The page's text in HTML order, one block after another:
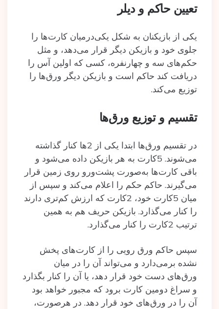
تعیین حاکم و دیلر
یکی از بازیکنان به شکل یکی‌درمیان کارت‌ها را
جلوی خود و بازیکن دیگر قرار می‌دهد، و مثل
حکم‌های سه و چهارنفره، کسی که اولین آس را
دریافت کند حاکم است و بازیکن دیگر ورق‌ها را
توزیع می‌کند.
تقسیم و توزیع ورق‌ها
در تقسیم ورق‌ها ابتدا یکی از 2ها کنار گذاشته
می‌شوند. 5کارت به هر بازیکن داده می‌شود و
باقی کارت‌ها به‌صورت پشت‌ورو روی زمین قرار
می‌گیرند. حاکم حکم را اعلام می‌کند و سپس از
میان 5کارت خود، 2کارت که ارزش کم‌تری دارند
را کنار می‌گذارد. بازیکن حریف هم به همین
ترتیب 2کارت را کنار می‌گذارد.
سپس حاکم ورق رویی را از کارت‌های پخش
نشده برمی‌دارد و می‌تواند آن را در میان
ورق‌های دست خود قرار دهد، یا آن را کنار بگذارد
و سراغ دومین کارت برود که مجبور خواهد بود
آن را در ورق‌های خود قرار دهد. در هرصورت،